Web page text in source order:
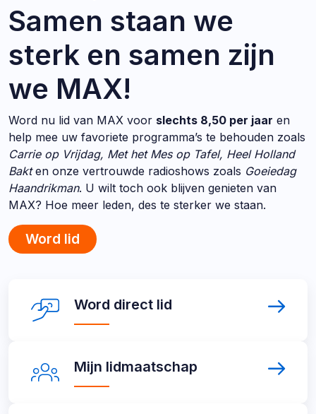
Samen staan we
sterk en samen zijn
we MAX!
Word nu lid van MAX voor slechts 8,50 per jaar en
help mee uw favoriete programma’s te behouden zoals
Carrie op Vrijdag, Met het Mes op Tafel, Heel Holland
Bakten onze vertrouwde radioshows zoals Goeiedag
Haandrikman. U wilt toch ook blijven genieten van
MAX? Hoe meer leden, des te sterker we staan.
Word lid
naar
links
Word direct lid
direct
Mijn lidmaatschap
lidmaatschap